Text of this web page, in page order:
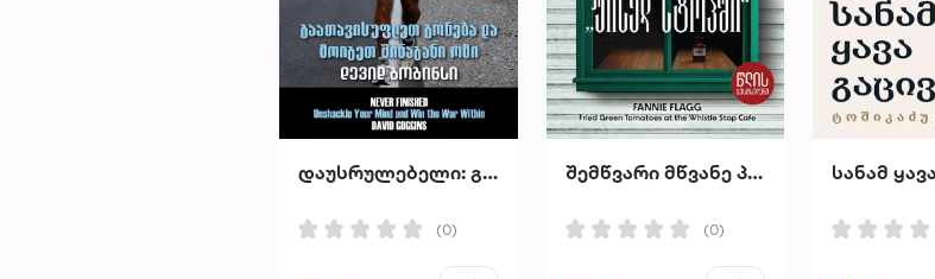
დაუსრულებელი: გაათავისუფლეთ გონება და მოიგეთ შინაგანი ომი
(0)
შემწვარი მწვანე პომიდვრები კაფე "უისელ სტოპში"
(0)